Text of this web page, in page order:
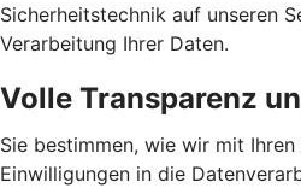
Sicherheitstechnik auf unseren
Verarbeitung Ihrer Daten.
Volle Transparenz
Sie bestimmen, wie wir mit Ihren
Einwilligungen in die